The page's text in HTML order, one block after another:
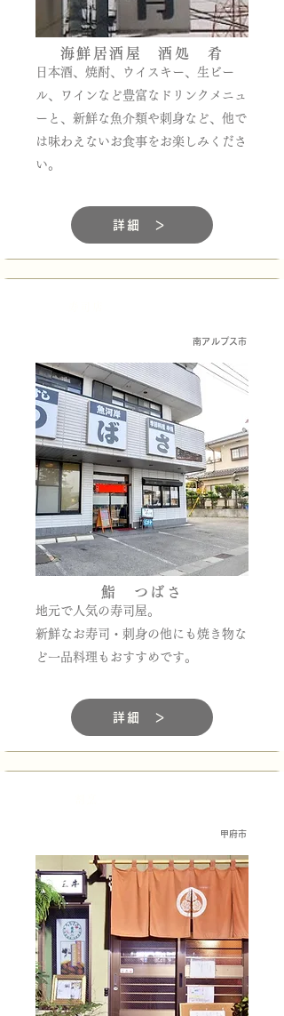
海鮮居酒屋 酒処 肴
日本酒、焼酎、ウイスキー、生ビー
ル、ワインなど豊富なドリンクメニュ
ーと、新鮮な魚介類や刺身など、他で
は味わえないお食事をお楽しみくださ
い。
詳細 ＞
南アルプス市
鮨 つばさ
地元で人気の寿司屋。
新鮮なお寿司・刺身の他にも焼き物な
ど一品料理もおすすめです。
詳細 ＞
甲府市